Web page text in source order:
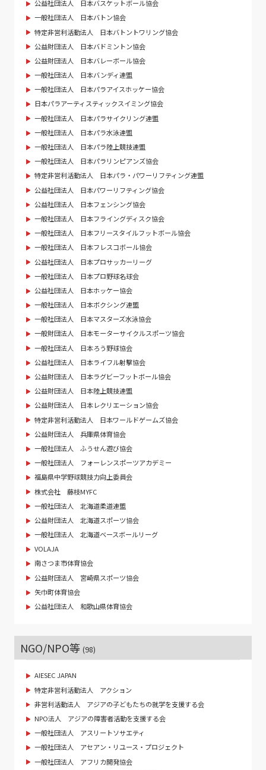
公益社団法人 日本バスケットボール協会
一般社団法人 日本バトン協会
特定非営利活動法人 日本バトントワリング協会
公益財団法人 日本バドミントン協会
公益財団法人 日本バレーボール協会
一般社団法人 日本バンディ連盟
一般社団法人 日本パラアイスホッケー協会
日本パラアーティスティックスイミング協会
一般社団法人 日本パラサイクリング連盟
一般社団法人 日本パラ水泳連盟
一般社団法人 日本パラ陸上競技連盟
一般社団法人 日本パラリンピアンズ協会
特定非営利活動法人 日本パラ・パワーリフティング連盟
公益社団法人 日本パワーリフティング協会
公益社団法人 日本フェンシング協会
一般社団法人 日本フライングディスク協会
一般社団法人 日本フリースタイルフットボール協会
一般社団法人 日本フレスコボール協会
公益社団法人 日本プロサッカーリーグ
一般社団法人 日本プロ野球名球会
公益社団法人 日本ホッケー協会
一般社団法人 日本ボクシング連盟
一般社団法人 日本マスターズ水泳協会
一般財団法人 日本モーターサイクルスポーツ協会
一般社団法人 日本ろう野球協会
公益社団法人 日本ライフル射撃協会
公益財団法人 日本ラグビーフットボール協会
公益財団法人 日本陸上競技連盟
公益財団法人 日本レクリエーション協会
特定非営利活動法人 日本ワールドゲームズ協会
公益財団法人 兵庫県体育協会
一般社団法人 ふうせん遊び協会
一般社団法人 フォーレンスポーツアカデミー
福島県中学野球競技力向上委員会
株式会社 藤枝MYFC
一般社団法人 北海道柔道連盟
公益財団法人 北海道スポーツ協会
一般社団法人 北海道ベースボールリーグ
VOLAJA
南さつま市体育協会
公益財団法人 宮崎県スポーツ協会
矢巾町体育協会
公益社団法人 和歌山県体育協会
NGO/NPO等 (98)
AIESEC JAPAN
特定非営利活動法人 アクション
非営利活動法人 アジアの子どもたちの就学を支援する会
NPO法人 アジアの障害者活動を支援する会
一般社団法人 アスリートソサエティ
一般社団法人 アセアン・リユース・プロジェクト
一般社団法人 アフリカ開発協会